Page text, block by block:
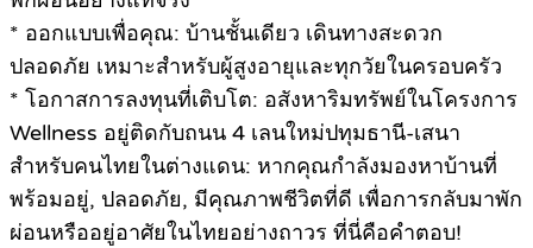
* ออกแบบเพื่อคุณ: บ้านชั้นเดียว เดินทางสะดวก
ปลอดภัย เหมาะสำหรับผู้สูงอายุและทุกวัยในครอบครัว
* โอกาสการลงทุนที่เติบโต: อสังหาริมทรัพย์ในโครงการ
Wellness อยู่ติดกับถนน 4 เลนใหม่ปทุมธานี-เสนา
สำหรับคนไทยในต่างแดน: หากคุณกำลังมองหาบ้านที่
พร้อมอยู่, ปลอดภัย, มีคุณภาพชีวิตที่ดี เพื่อการกลับมาพัก
ผ่อนหรืออยู่อาศัยในไทยอย่างถาวร ที่นี่คือคำตอบ!